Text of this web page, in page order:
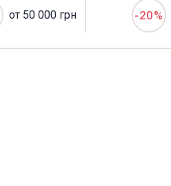
от 50 000 грн -20%